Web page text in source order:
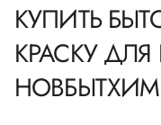
КУПИТЬ
КРАСКУ
НОВБЫТХИМ